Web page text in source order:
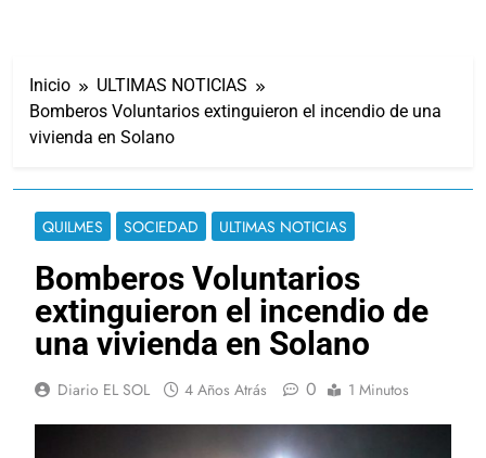
Inicio
ULTIMAS NOTICIAS
Bomberos Voluntarios extinguieron el incendio de una
vivienda en Solano
QUILMES SOCIEDAD ULTIMAS NOTICIAS
Bomberos Voluntarios
extinguieron el incendio de
una vivienda en Solano
Diario EL SOL 4 Años Atrás 0 1 Minutos